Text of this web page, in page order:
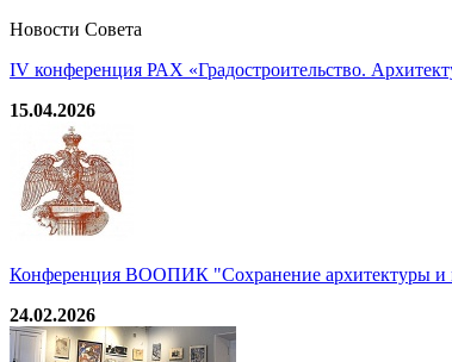
Новости Совета
IV конференция РАХ «Градостроительство.
15.04.2026
Конференция ВООПИК "Сохранение архитектуры и
24.02.2026